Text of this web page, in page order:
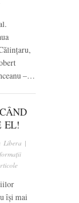
–…
EL!
Libera |
își mai